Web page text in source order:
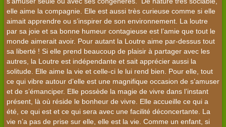
elle aime la compagnie. Elle est aussi très curieuse comme si elle
aimait apprendre ou s’inspirer de son environnement. La loutre
par sa joie et sa bonne humeur contagieuse est l’amie que tout le
monde aimerait avoir. Pour autant la Loutre aime par-dessus tout
sa liberté ! Si elle prend beaucoup de plaisir à partager avec les
autres, la Loutre est indépendante et sait apprécier aussi la
solitude. Elle aime la vie et celle-ci le lui rend bien. Pour elle, tout
ce qui vibre autour d’elle est une magnifique occasion de s’amuser
et de s’émanciper. Elle possède la magie de vivre dans l’instant
présent, là où réside le bonheur de vivre. Elle accueille ce qui a
été, ce qui est et ce qui sera avec une facilité déconcertante. La
vie n’a pas de prise sur elle, elle est la vie. Comme un enfant, si